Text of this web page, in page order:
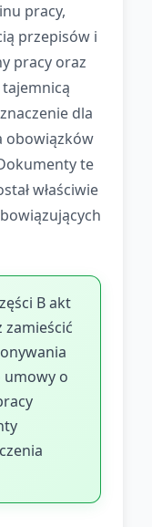
pracy,
przepisów i
pracy oraz
dla
obowiązków
te
właściwie
B akt
umowy o